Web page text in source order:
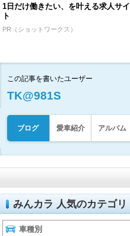
1日だけ働きたい、を叶える求人サイ
ト
PR（ショットワークス）
この記事を書いたユーザー
TK@981S
ブログ 愛車紹介 アルバム
みんカラ 人気のカテゴリ
車種別